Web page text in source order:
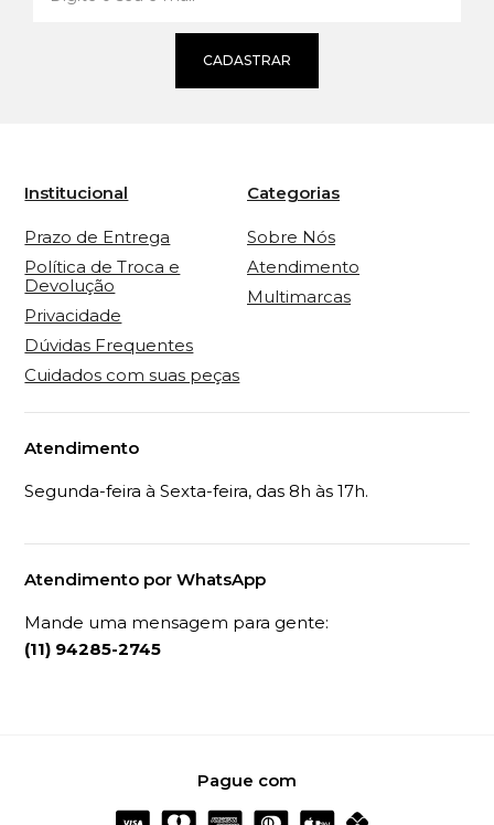
CADASTRAR
Institucional
Prazo de Entrega
Política de Troca e
Devolução
Privacidade
Dúvidas Frequentes
Cuidados com suas peças
Categorias
Sobre Nós
Atendimento
Multimarcas
Atendimento
Segunda-feira à Sexta-feira, das 8h às 17h.
Atendimento por WhatsApp
Mande uma mensagem para gente:
(11) 94285-2745
Pague com